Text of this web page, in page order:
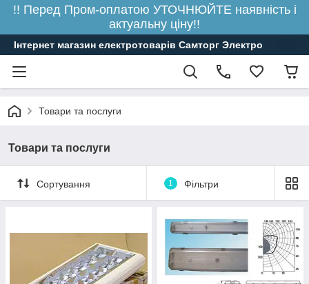
!! Перед Пром-оплатою УТОЧНЮЙТЕ наявність і
актуальну ціну!!
Інтернет магазин електротоварів Самторг Электро
Товари та послуги
Товари та послуги
Сортування 1 Фільтри